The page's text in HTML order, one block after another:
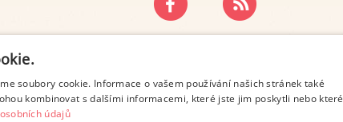
ZÁSADY OCHRANY OSOBNÍCH ÚDAJŮ
soubory cookie. Informace o vašem používání našich stránek také
kombinovat s dalšími informacemi, které jste jim poskytli nebo které
údajů